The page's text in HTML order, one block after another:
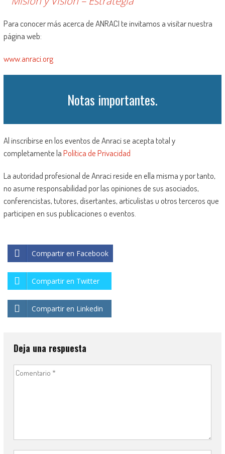
Para conocer más acerca de ANRACI te invitamos a visitar nuestra
página web:
www.anraci.org
Notas importantes.
Al inscribirse en los eventos de Anraci se acepta total y
completamente laPolítica de Privacidad
La autoridad profesional de Anraci reside en ella misma y por tanto,
no asume responsabilidad por las opiniones de sus asociados,
conferencistas, tutores, disertantes, articulistas u otros terceros que
participen en sus publicaciones o eventos.
Compartir en Facebook
Compartir en Twitter
Compartir en Linkedin
Deja una respuesta